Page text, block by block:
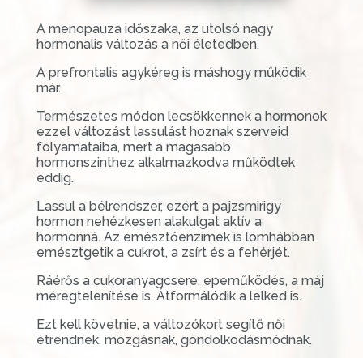
A menopauza időszaka, az utolsó nagy
hormonális változás a női életedben.
A prefrontalis agykéreg is máshogy működik
már.
Természetes módon lecsökkennek a hormonok
ezzel változást lassulást hoznak szerveid
folyamataiba, mert a magasabb
hormonszinthez alkalmazkodva működtek
eddig.
Lassul a bélrendszer, ezért a pajzsmirigy
hormon nehézkesen alakulgat aktív a
hormonná. Az emésztőenzimek is lomhábban
emésztgetik a cukrot, a zsírt és a fehérjét.
Ráérős a cukoranyagcsere, epeműködés, a máj
méregtelenítése is. Átformálódik a lelked is.
Ezt kell követnie, a változókort segítő női
étrendnek, mozgásnak, gondolkodásmódnak.